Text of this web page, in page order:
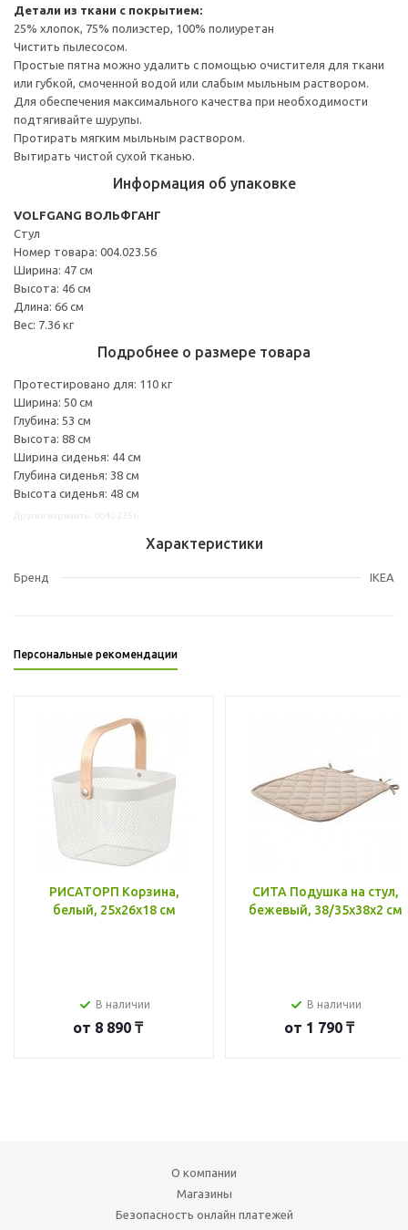
Детали из ткани с покрытием:
25% хлопок, 75% полиэстер, 100% полиуретан
Чистить пылесосом.
Простые пятна можно удалить с помощью очистителя для ткани
или губкой, смоченной водой или слабым мыльным раствором.
Для обеспечения максимального качества при необходимости
подтягивайте шурупы.
Протирать мягким мыльным раствором.
Вытирать чистой сухой тканью.
Информация об упаковке
VOLFGANG ВОЛЬФГАНГ
Стул
Номер товара: 004.023.56
Ширина: 47 см
Высота: 46 см
Длина: 66 см
Вес: 7.36 кг
Подробнее о размере товара
Протестировано для: 110 кг
Ширина: 50 см
Глубина: 53 см
Высота: 88 см
Ширина сиденья: 44 см
Глубина сиденья: 38 см
Высота сиденья: 48 см
Характеристики
Бренд IKEA
Персональные рекомендации
РИСАТОРП Корзина,
белый, 25x26x18 см
В наличии
от 8 890 ₸
СИТА Подушка на стул,
бежевый, 38/35x38x2 см
В наличии
от 1 790 ₸
О компании
Магазины
Безопасность онлайн платежей